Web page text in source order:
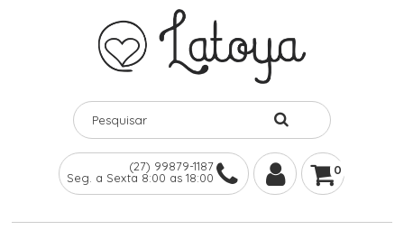
(27) 99879-1187
Seg. a Sexta 8:00 as 18:00
0